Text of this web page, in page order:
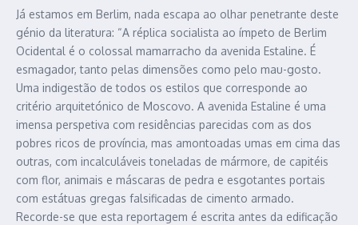
Já estamos em Berlim, nada escapa ao olhar penetrante deste
génio da literatura: “A réplica socialista ao ímpeto de Berlim
Ocidental é o colossal mamarracho da avenida Estaline. É
esmagador, tanto pelas dimensões como pelo mau-gosto.
Uma indigestão de todos os estilos que corresponde ao
critério arquitetónico de Moscovo. A avenida Estaline é uma
imensa perspetiva com residências parecidas com as dos
pobres ricos de província, mas amontoadas umas em cima das
outras, com incalculáveis toneladas de mármore, de capitéis
com flor, animais e máscaras de pedra e esgotantes portais
com estátuas gregas falsificadas de cimento armado.
Recorde-se que esta reportagem é escrita antes da edificação